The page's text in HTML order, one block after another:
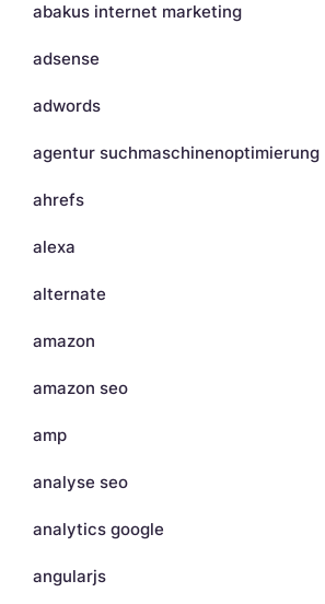
abakus internet marketing
adsense
adwords
agentur suchmaschinenoptimierung
ahrefs
alexa
alternate
amazon
amazon seo
amp
analyse seo
analytics google
angularjs